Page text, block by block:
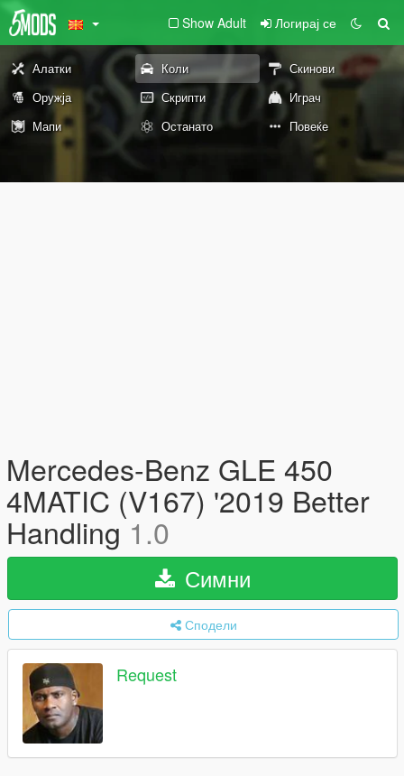
Show Adult Логирај се
Алатки Коли
Скинови
Оружја
Скрипти
Играч
Мапи
Останато Повеќе
Mercedes-Benz GLE 450
4MATIC (V167) '2019 Better
Handling1.0
Симни
Сподели
Request